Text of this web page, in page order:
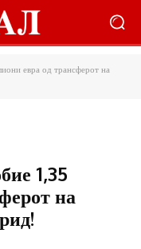
евра од трансферот на
1,35
на